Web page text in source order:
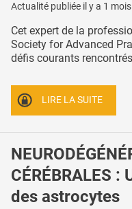
Actualité publiée il y a 1
Cet expert de la
Society for Advanced
défis courants
LIRE LA SUITE
CÉRÉBRALES :
des astrocytes